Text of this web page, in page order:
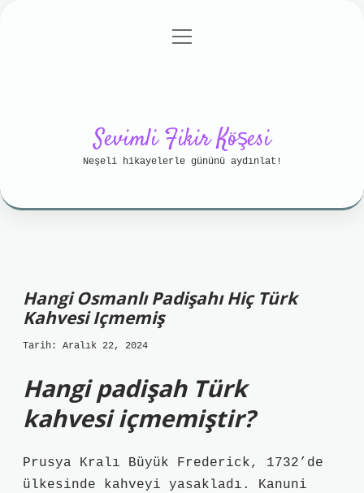
Gizlilik Politikası
menüyü
Sevimli Fikir Köşesi
Neşeli hikayelerle gününü aydınlat!
Hangi Osmanlı Padişahı Hiç Türk
Kahvesi Içmemiş
Tarih: Aralık 22, 2024
Hangi padişah Türk
kahvesi içmemiştir?
Prusya Kralı Büyük Frederick, 1732’de
ülkesinde kahveyi yasakladı. Kanuni